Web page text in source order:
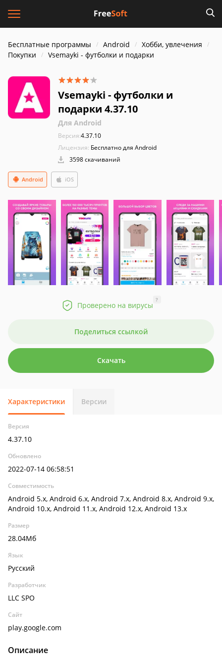
Бесплатные программы Android
Хобби, увлечения
Покупки
Vsemayki - футболки и подарки
Vsemayki - футболки и
подарки 4.37.10
Для Android
Версия:4.37.10
Лицензия: Бесплатно для Android
3598 скачиваний
Android iOS
Проверено на вирусы
?
Поделиться ссылкой
Скачать
Характеристики Версии
Версия
4.37.10
Обновлено
2022-07-14 06:58:51
Совместимость
Android 5.x, Android 6.x, Android 7.x, Android 8.x, Android 9.x,
Android 10.x, Android 11.x, Android 12.x, Android 13.x
Размер
28.04Мб
Язык
Русский
Разработчик
LLC SPO
Сайт
play.google.com
Описание